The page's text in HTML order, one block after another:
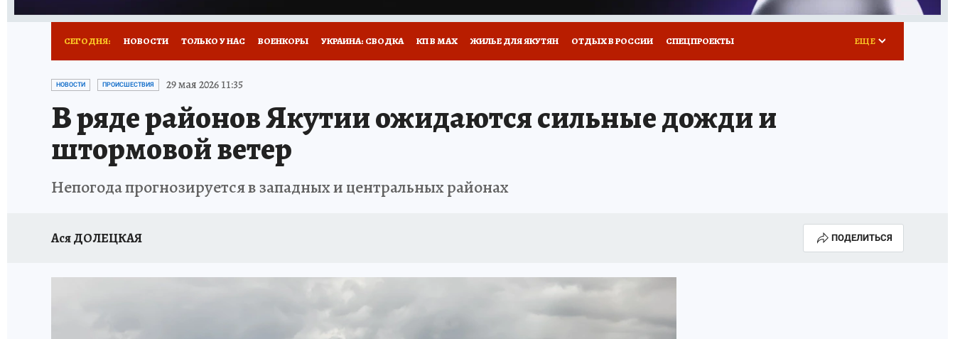
СЕГОДНЯ: НОВОСТИ ТОЛЬКО У НАС ВОЕНКОРЫ УКРАИНА: СВОДКА КП В МАХ ЖИЛЬЕ ДЛЯ ЯКУТЯН ОТДЫХ В РОССИИ СПЕЦПРОЕКТЫ
ЗАПОВЕДНАЯ РОССИЯ ЛЕЧЕНИЕ НОВОСИБИРСК
ЕЩЕ
НОВОСТИ ПРОИСШЕСТВИЯ 29 мая 2026 11:35
В ряде районов Якутии ожидаются сильные дожди и
штормовой ветер
Непогода прогнозируется в западных и центральных районах
Ася ДОЛЕЦКАЯ ПОДЕЛИТЬСЯ